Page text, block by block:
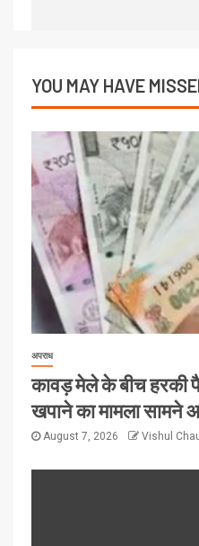
YOU MAY HAVE
अपराध
कावड़ मेले के बीच हरकी
खपाने का मामला सामने
August 7, 2026 Vishul